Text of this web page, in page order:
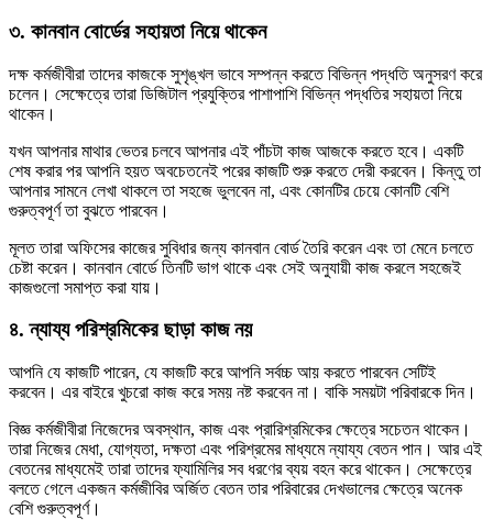
৩. কানবান বোর্ডের সহায়তা নিয়ে থাকেন
দক্ষ কর্মজীবীরা তাদের কাজকে সুশৃঙ্খল ভাবে সম্পন্ন করতে বিভিন্ন পদ্ধতি অনুসরণ করে
চলেন। সেক্ষেত্রে তারা ডিজিটাল প্রযুক্তির পাশাপাশি বিভিন্ন পদ্ধতির সহায়তা নিয়ে
থাকেন।
যখন আপনার মাথার ভেতর চলবে আপনার এই পাঁচটা কাজ আজকে করতে হবে। একটি
শেষ করার পর আপনি হয়ত অবচেতনেই পরের কাজটি শুরু করতে দেরী করবেন। কিন্তু তা
আপনার সামনে লেখা থাকলে তা সহজে ভুলবেন না, এবং কোনটির চেয়ে কোনটি বেশি
গুরুত্বপূর্ণ তা বুঝতে পারবেন।
মূলত তারা অফিসের কাজের সুবিধার জন্য কানবান বোর্ড তৈরি করেন এবং তা মেনে চলতে
চেষ্টা করেন। কানবান বোর্ডে তিনটি ভাগ থাকে এবং সেই অনুযায়ী কাজ করলে সহজেই
কাজগুলো সমাপ্ত করা যায়।
৪. ন্যায্য পরিশ্রমিকের ছাড়া কাজ নয়
আপনি যে কাজটি পারেন, যে কাজটি করে আপনি সর্বচ্চ আয় করতে পারবেন সেটিই
করবেন। এর বাইরে খুচরো কাজ করে সময় নষ্ট করবেন না। বাকি সময়টা পরিবারকে দিন।
বিজ্ঞ কর্মজীবীরা নিজেদের অবস্থান, কাজ এবং প্রারিশ্রমিকের ক্ষেত্রে সচেতন থাকেন।
তারা নিজের মেধা, যোগ্যতা, দক্ষতা এবং পরিশ্রমের মাধ্যমে ন্যায্য বেতন পান। আর এই
বেতনের মাধ্যমেই তারা তাদের ফ্যামিলির সব ধরণের ব্যয় বহন করে থাকেন। সেক্ষেত্রে
বলতে গেলে একজন কর্মজীবির অর্জিত বেতন তার পরিবারের দেখভালের ক্ষেত্রে অনেক
বেশি গুরুত্বপূর্ণ।